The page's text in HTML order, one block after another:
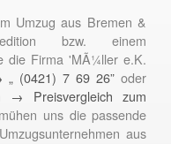
Umzug aus Bremen &
bzw. einem
die Firma 'MÃ¼ller e.K.
„ (0421) 7 69 26” oder
→ Preisvergleich zum
uns die passende
aus